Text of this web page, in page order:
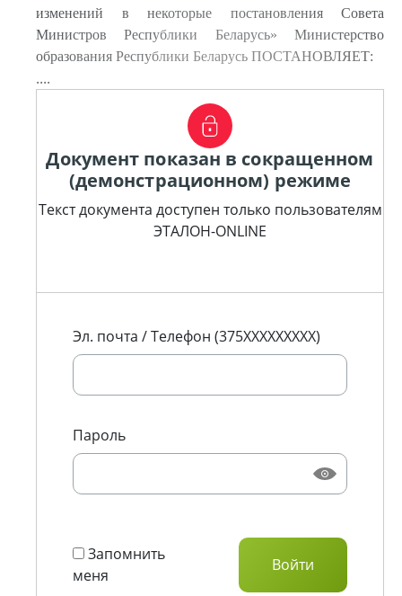
изменений в некоторые постановления Совета
Министров Республики Беларусь» Министерство
образования Республики Беларусь ПОСТАНОВЛЯЕТ:
....
Документ показан в сокращенном
(демонстрационном) режиме
Текст документа доступен только пользователям
ЭТАЛОН-ONLINE
Эл. почта / Телефон (375XXXXXXXXX)
Пароль
Запомнить
меня